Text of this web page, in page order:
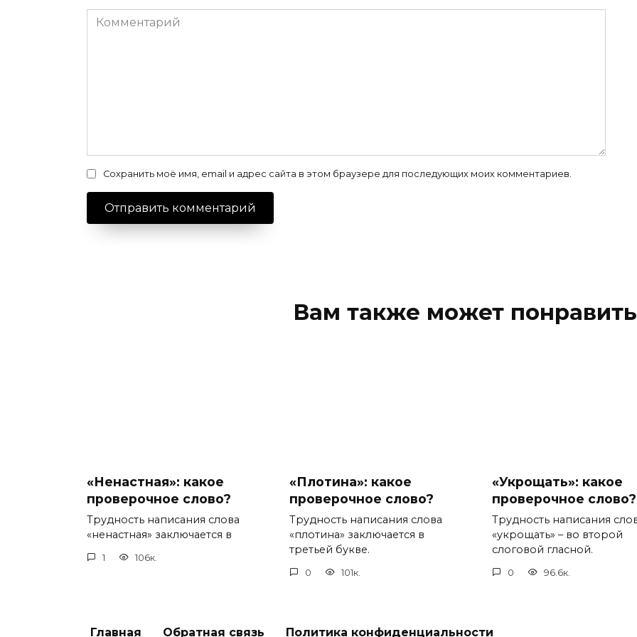
Комментарий
Сохранить моё имя, email и адрес сайта в этом браузере для последующих моих комментариев.
Вам также может
«Ненастная»: какое
проверочное слово?
Трудность написания слова
«ненастная» заключается в
1 106к.
«Плотина»: какое
проверочное слово?
Трудность написания слова
«плотина» заключается в
третьей букве.
0 101к.
«Укрощать»: какое
проверочное слово?
Трудность написания
«укрощать» – во второй
слоговой гласной.
0 96.6к.
Главная Обратная связь Политика конфиденциальности